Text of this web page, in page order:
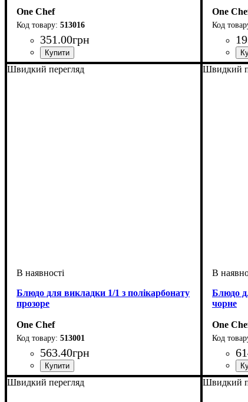
One Chef
513016
351.00грн
One
Швидкий перегляд
Блюдо для викладки 1/1 з полікарбонату
прозоре
One Chef
513001
563.40грн
Швидкий
Блюдо
чорне
One
Швидкий перегляд Швидкий